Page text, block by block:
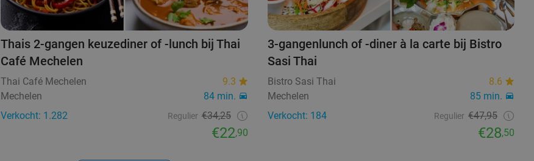
Thais 2-gangen keuzediner of -lunch bij Thai
Café Mechelen
Thai Café Mechelen
9.3
Mechelen
84 min.
Verkocht: 1.282
Regulier €34,25
€22,90
3-gangenlunch of -diner à la carte bij Bistro
Sasi Thai
Bistro Sasi Thai
8.6
Mechelen
85 min.
Verkocht: 184
Regulier €47,95
€28,50